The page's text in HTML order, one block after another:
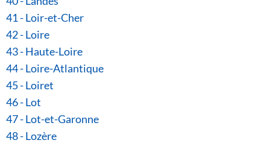
41 - Loir-et-Cher
42 - Loire
43 - Haute-Loire
44 - Loire-Atlantique
45 - Loiret
46 - Lot
47 - Lot-et-Garonne
48 - Lozère